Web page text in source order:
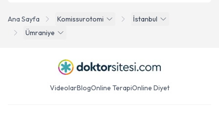
Ana Sayfa Komissurotomi
İstanbul
Ümraniye
VideolarBlogOnline TerapiOnline Diyet